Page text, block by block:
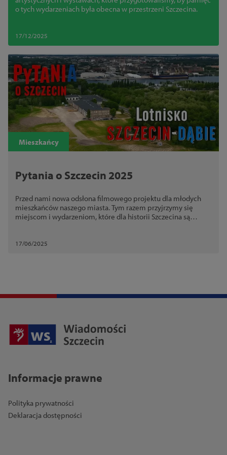
o tych wydarzeniach była obecna w przestrzeni Szczecina.
17/12/2025
Mieszkańcy
Pytania o Szczecin 2025
Przed nami nowa odsłona filmowego projektu dla młodych
mieszkańców naszego miasta. Tym razem przyjrzymy się
miejscom i wydarzeniom, które dla historii Szczecina są
17/06/2025
Informacje prawne
Polityka prywatności
Deklaracja dostępności